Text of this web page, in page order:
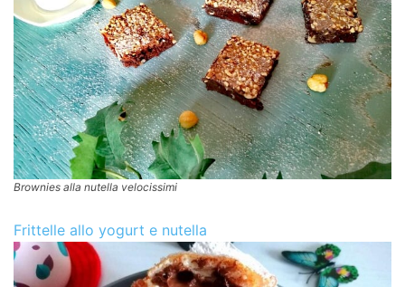
Brownies alla nutella velocissimi
Frittelle allo yogurt e nutella